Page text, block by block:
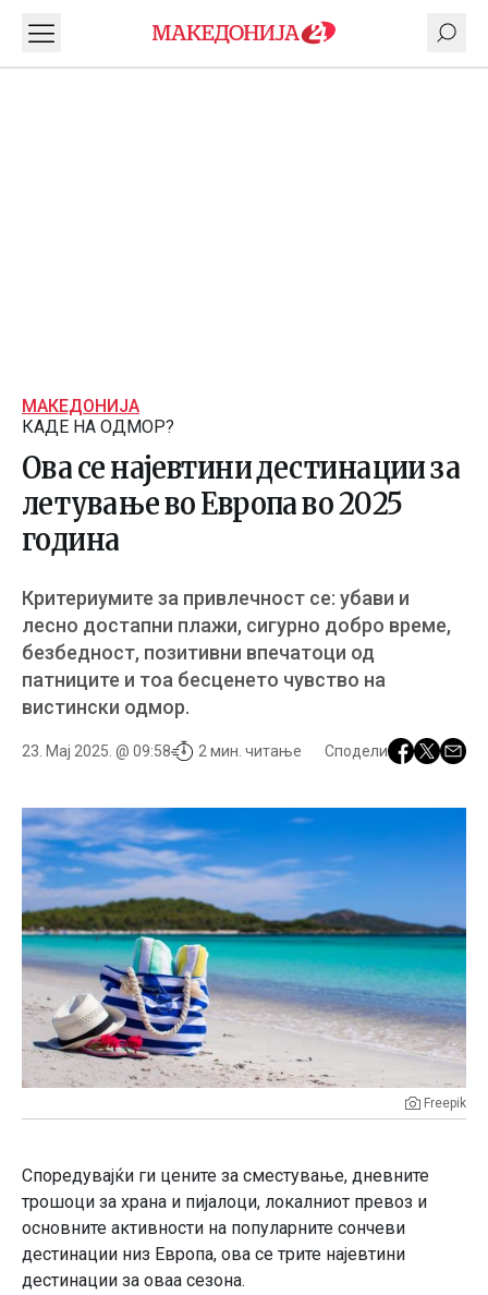
МАКЕДОНИЈА
КАДЕ НА ОДМОР?
Ова се најевтини дестинации за
летување во Европа во 2025
година
Критериумите за привлечност се: убави и
лесно достапни плажи, сигурно добро време,
безбедност, позитивни впечатоци од
патниците и тоа бесценето чувство на
вистински одмор.
23. Мај 2025. @ 09:58 2 мин. читање Сподели
Freepik
Споредувајќи ги цените за сместување, дневните
трошоци за храна и пијалоци, локалниот превоз и
основните активности на популарните сончеви
дестинации низ Европа, ова се трите најевтини
дестинации за оваа сезона.